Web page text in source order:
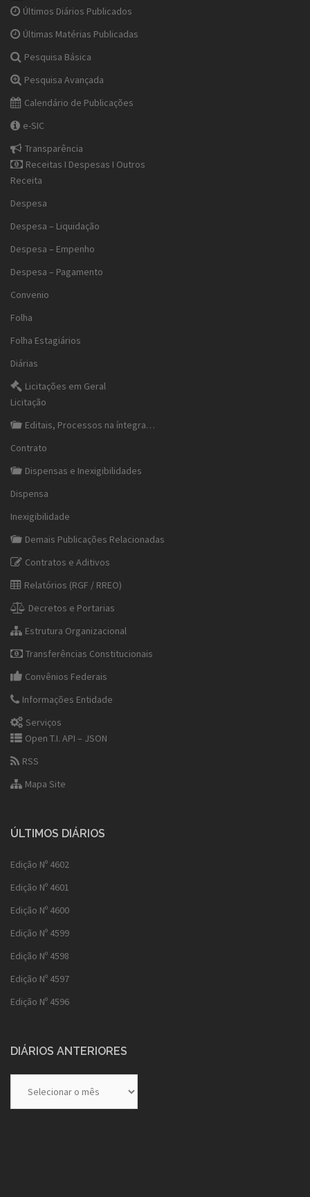
Últimos Diários Publicados
Últimas Matérias Publicadas
Pesquisa Básica
Pesquisa Avançada
Calendário de Publicações
e-SIC
Transparência
Receitas I Despesas I Outros
Receita
Despesa
Despesa – Liquidação
Despesa – Empenho
Despesa – Pagamento
Convenio
Folha
Folha Estagiários
Diárias
Licitações em Geral
Licitação
Editais, Processos na íntegra…
Contrato
Dispensas e Inexigibilidades
Dispensa
Inexigibilidade
Demais Publicações Relacionadas
Contratos e Aditivos
Relatórios (RGF / RREO)
Decretos e Portarias
Estrutura Organizacional
Transferências Constitucionais
Convênios Federais
Informações Entidade
Serviços
Open T.I. API – JSON
RSS
Mapa Site
ÚLTIMOS DIÁRIOS
Edição Nº 4602
Edição Nº 4601
Edição Nº 4600
Edição Nº 4599
Edição Nº 4598
Edição Nº 4597
Edição Nº 4596
DIÁRIOS ANTERIORES
Anteriores